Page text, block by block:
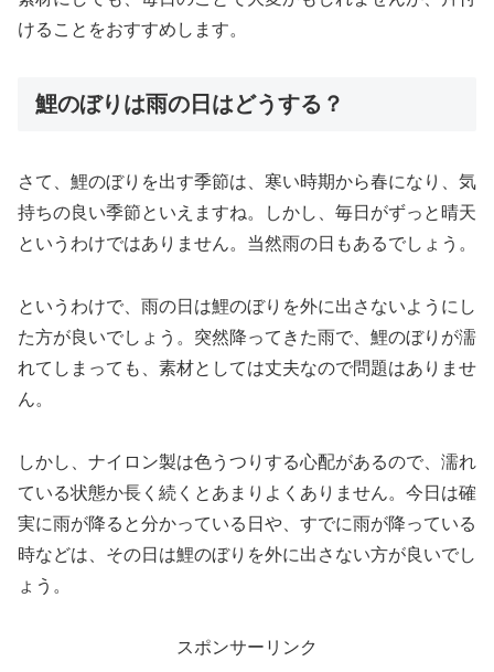
けることをおすすめします。
鯉のぼりは雨の日はどうする？
さて、鯉のぼりを出す季節は、寒い時期から春になり、気
持ちの良い季節といえますね。しかし、毎日がずっと晴天
というわけではありません。当然雨の日もあるでしょう。
というわけで、雨の日は鯉のぼりを外に出さないようにし
た方が良いでしょう。突然降ってきた雨で、鯉のぼりが濡
れてしまっても、素材としては丈夫なので問題はありませ
ん。
しかし、ナイロン製は色うつりする心配があるので、濡れ
ている状態か長く続くとあまりよくありません。今日は確
実に雨が降ると分かっている日や、すでに雨が降っている
時などは、その日は鯉のぼりを外に出さない方が良いでし
ょう。
スポンサーリンク